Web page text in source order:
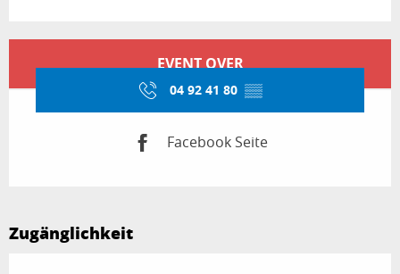
EVENT OVER
04 92 41 80 ▒▒
Facebook Seite
Zugänglichkeit